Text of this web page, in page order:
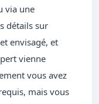
via une
détails sur
envisagé, et
vienne
vous avez
mais vous